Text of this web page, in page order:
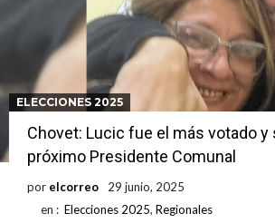
ELECCIONES 2025
Chovet: Lucic fue el más votado y
próximo Presidente Comunal
por elcorreo
29 junio, 2025
en : Elecciones 2025, Regionales